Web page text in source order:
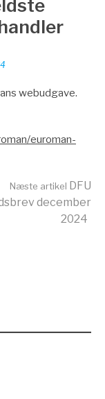
webudgave.
euroman-
Næste artikel DFU
december
2024